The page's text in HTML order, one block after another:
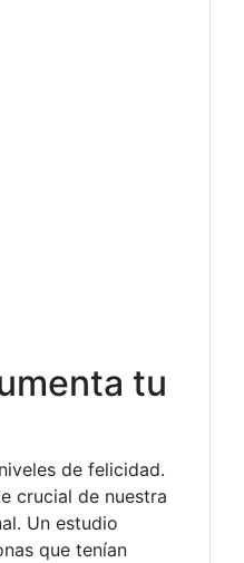
tu
de felicidad.
crucial de nuestra
Un estudio
que tenían